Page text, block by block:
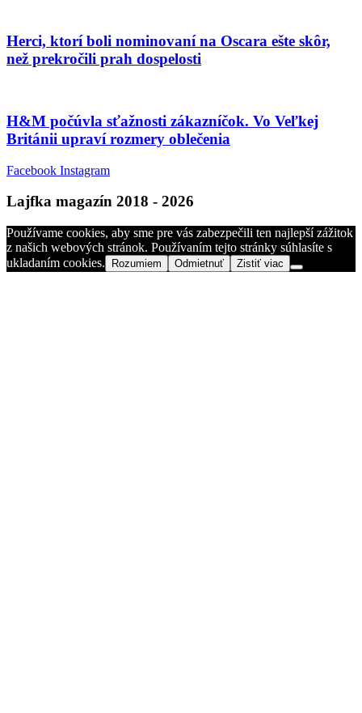
Herci, ktorí boli nominovaní na Oscara ešte skôr,
než prekročili prah dospelosti
H&M počúvla sťažnosti zákazníčok. Vo Veľkej
Británii upraví rozmery oblečenia
Facebook Instagram
Lajfka magazín 2018 - 2026
Používame cookies, aby sme pre vás zabezpečili ten najlepší zážitok
z našich webových stránok. Používaním tejto stránky súhlasíte s
ukladaním cookies.
Rozumiem Odmietnuť Zistiť viac